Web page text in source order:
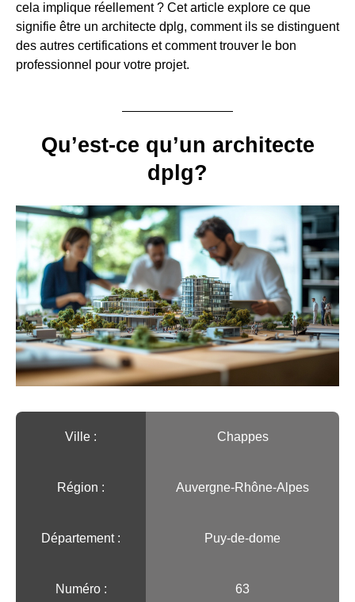
cela implique réellement ? Cet article explore ce que
signifie être un architecte dplg, comment ils se distinguent
des autres certifications et comment trouver le bon
professionnel pour votre projet.
Qu’est-ce qu’un architecte
dplg?
Ville :️ Chappes
Région :️ Auvergne-Rhône-Alpes
Département : Puy-de-dome
Numéro : 63